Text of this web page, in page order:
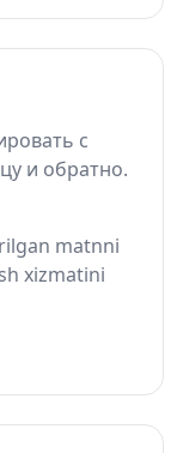
с
и обратно.
matnni
xizmatini